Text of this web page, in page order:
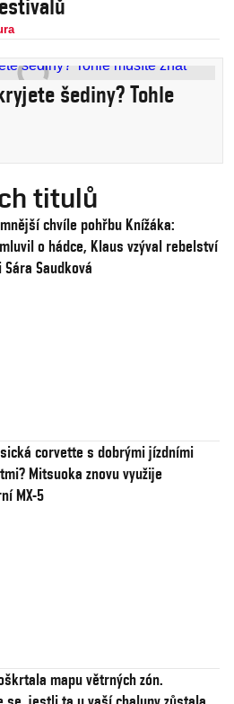
šediny? Tohle
titulů
chvíle pohřbu Knížáka:
o hádce, Klaus vzýval rebelství
Saudková
corvette s dobrými jízdními
Mitsuoka znovu využije
MX-5
mapu větrných zón.